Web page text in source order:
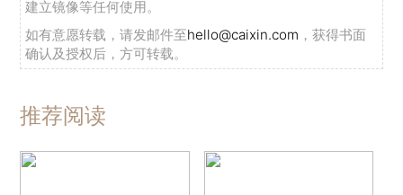
建立镜像等任何使用。
如有意愿转载，请发邮件至hello@caixin.com ，获得书面
确认及授权后，方可转载。
推荐阅读